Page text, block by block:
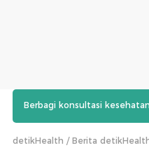
Berbagi konsultasi
detikHealth Berita